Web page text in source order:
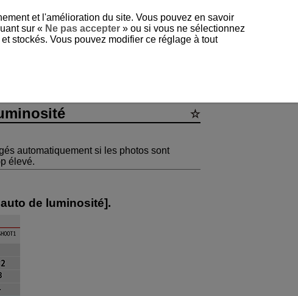
automatiquement si les photos sont
élevé.
de luminosité].
et l'amélioration du site. Vous pouvez en savoir
sur « Ne pas accepter » ou si vous ne sélectionnez
stockés. Vous pouvez modifier ce réglage à tout